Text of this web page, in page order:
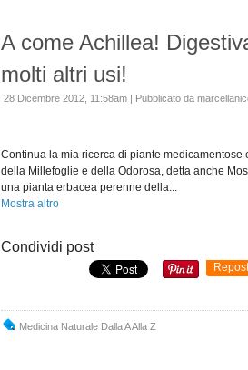
A come Achillea!
molti altri usi!
28 Dicembre 2012, 11:58am | Pubblicato da
Continua la mia ricerca di piante
della Millefoglie e della Odorosa, detta anche
una pianta erbacea perenne della...
Mostra altro
Condividi post
Repost
Medicina Naturale Dalla A Alla Z